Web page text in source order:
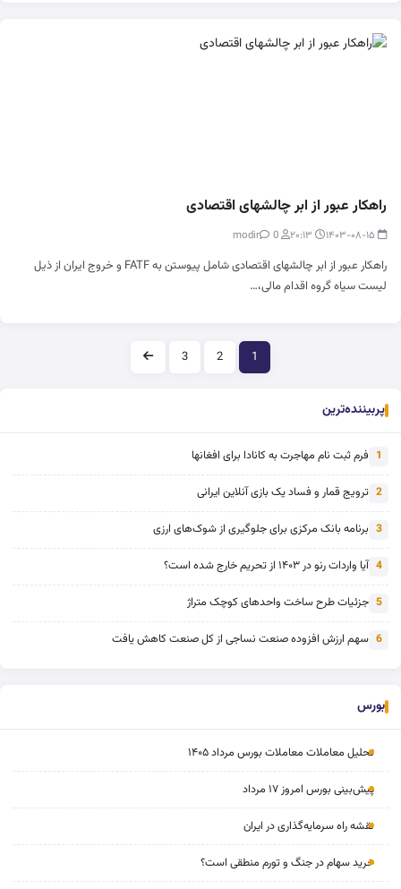
راهکار عبور از ابر چالشهای اقتصادی
0
راهکار عبور از ابر چالشهای اقتصادی شامل پیوستن به FATF و خروج ایران از ذیل
لیست سیاه گروه اقدام مالی،…
صفحه‌بندی
1
2
3
پربیننده‌ترین
1 فرم ثبت نام مهاجرت به کانادا برای افغانها
2 ترویج قمار و فساد یک بازی آنلاین ایرانی
3 برنامه بانک مرکزی برای جلوگیری از شوک‌های ارزی
4 آیا واردات رنو در ۱۴۰۳ از تحریم خارج شده است؟
5 جزئیات طرح ساخت واحدهای کوچک متراژ
6 سهم ارزش افزوده صنعت نساجی از کل صنعت کاهش یافت
بورس
تحلیل معاملات معاملات بورس مرداد ۱۴۰۵
پیش‌بینی بورس امروز ۱۷ مرداد
نقشه راه سرمایه‌گذاری در ایران
خرید سهام در جنگ و تورم منطقی است؟